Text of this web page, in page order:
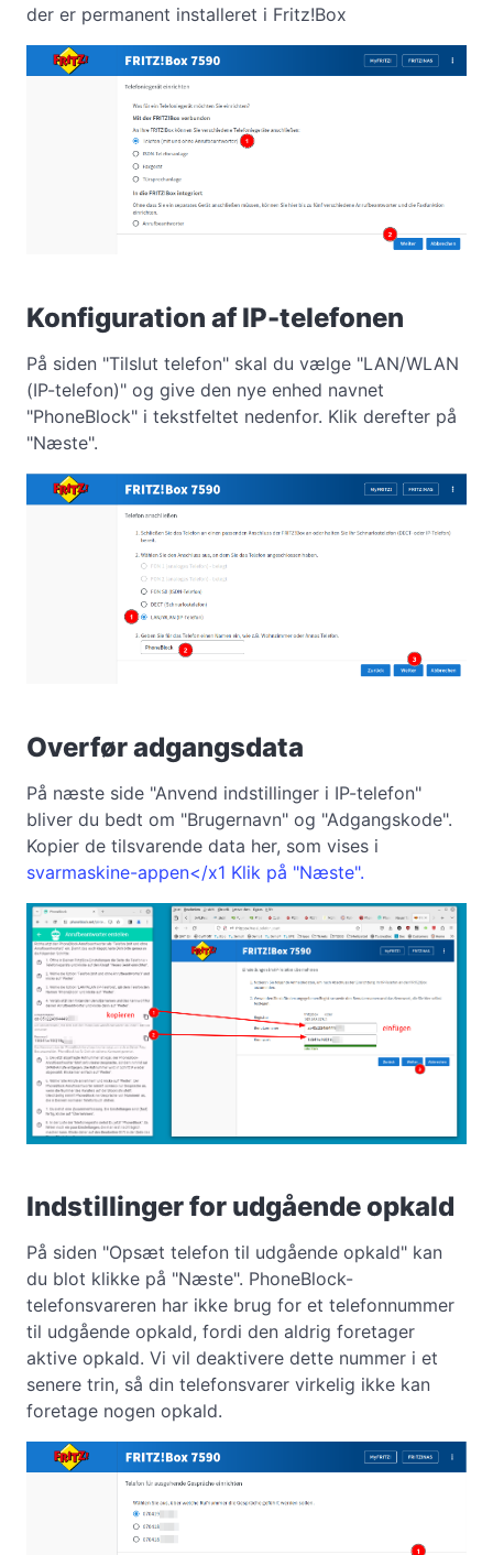
der er permanent installeret i Fritz!Box
Konfiguration af IP-telefonen
På siden "Tilslut telefon" skal du vælge "LAN/WLAN
(IP-telefon)" og give den nye enhed navnet
"PhoneBlock" i tekstfeltet nedenfor. Klik derefter på
"Næste".
Overfør adgangsdata
På næste side "Anvend indstillinger i IP-telefon"
bliver du bedt om "Brugernavn" og "Adgangskode".
Kopier de tilsvarende data her, som vises i
svarmaskine-appen</x1 Klik på "Næste".
Indstillinger for udgående opkald
På siden "Opsæt telefon til udgående opkald" kan
du blot klikke på "Næste". PhoneBlock-
telefonsvareren har ikke brug for et telefonnummer
til udgående opkald, fordi den aldrig foretager
aktive opkald. Vi vil deaktivere dette nummer i et
senere trin, så din telefonsvarer virkelig ikke kan
foretage nogen opkald.